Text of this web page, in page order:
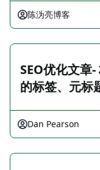
陈沩亮博客
SEO优化文章
的标签、元标
Dan Pearson